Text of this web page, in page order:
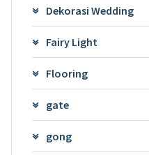
Dekorasi Wedding
Fairy Light
Flooring
gate
gong